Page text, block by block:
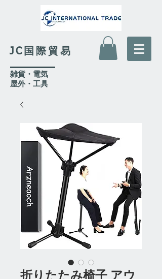
JC国際貿易
​雑貨・電気
​屋外・工具
折りたたみ椅子 アウ